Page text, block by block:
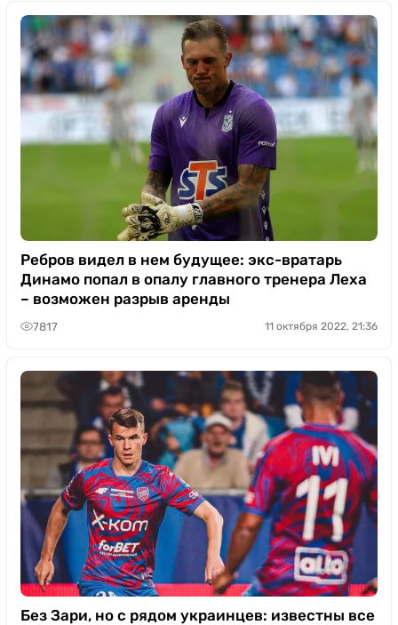
Ребров видел в нем будущее: экс-вратарь
Динамо попал в опалу главного тренера Леха
– возможен разрыв аренды
7817 11 октября 2022, 21:36
Без Зари, но с рядом украинцев: известны все